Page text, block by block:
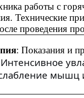
работы с
Технические
после
: Показания и